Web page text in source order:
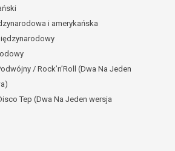
i amerykańska
/ Rock’n’Roll (Dwa Na Jeden
Tep (Dwa Na Jeden wersja